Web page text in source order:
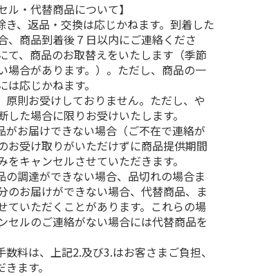
ル・代替商品について】
、返品・交換は応じかねます。到着した
、商品到着後７日以内にご連絡くださ
て、商品のお取替えをいたします（季節
場合があります。）。ただし、商品の一
応じかねます。
則お受けしておりません。ただし、や
た場合に限りお受けいたします。
お届けできない場合（ご不在で連絡が
お受け取りがいただけずに商品提供期間
キャンセルさせていただきます。
調達ができない場合、品切れの場合ま
のお届けができない場合、代替商品、ま
ていただくことがあります。これらの場
セルのご連絡がない場合には代替商品を
料は、上記2.及び3.はお客さまご負担、
ます。